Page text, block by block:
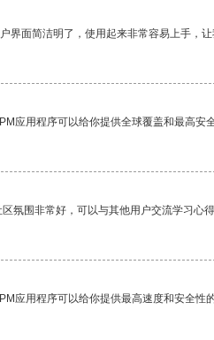
界面简洁明了，使用起来非常容易上手，
应用程序可以给你提供全球覆盖和最高安
氛围非常好，可以与其他用户交流学习心得
应用程序可以给你提供最高速度和安全性